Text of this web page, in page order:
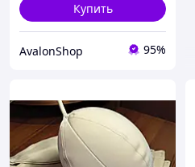
Купить
AvalonShop 95%